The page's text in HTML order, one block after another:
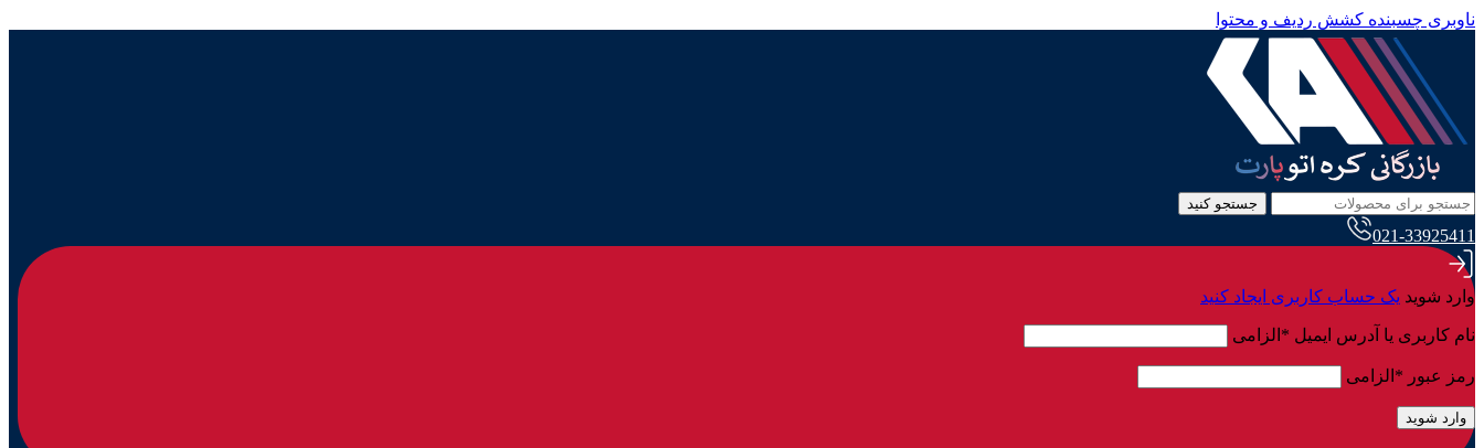
ناوبری چسبنده کشش ردیف و محتوا
جستجو کنید
021-33925411
وارد شوید یک حساب کاربری ایجاد کنید
نام کاربری یا آدرس ایمیل * الزامی
رمز عبور * الزامی
وارد شوید